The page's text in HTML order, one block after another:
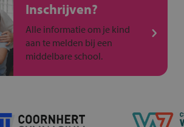
Inschrijven?
Alle informatie om je kind
aan te melden bij een
middelbare school.